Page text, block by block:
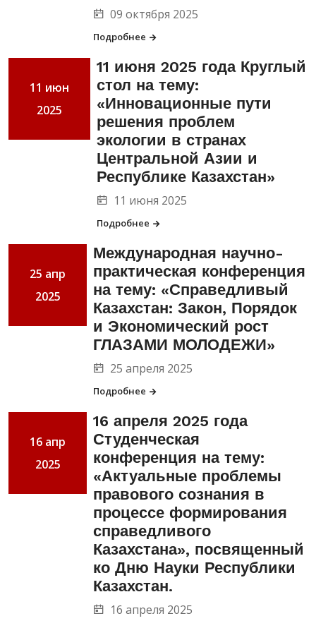
09 октября 2025
Подробнее
11 июн
2025
11 июня 2025 года Круглый
стол на тему:
«Инновационные пути
решения проблем
экологии в странах
Центральной Азии и
Республике Казахстан»
11 июня 2025
Подробнее
25 апр
2025
Международная научно-
практическая конференция
на тему: «Справедливый
Казахстан: Закон, Порядок
и Экономический рост
ГЛАЗАМИ МОЛОДЕЖИ»
25 апреля 2025
Подробнее
16 апр
2025
16 апреля 2025 года
Студенческая
конференция на тему:
«Актуальные проблемы
правового сознания в
процессе формирования
справедливого
Казахстана», посвященный
ко Дню Науки Республики
Казахстан.
16 апреля 2025